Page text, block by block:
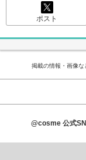
ポスト
掲載の情報・画像な
@cosme 公式